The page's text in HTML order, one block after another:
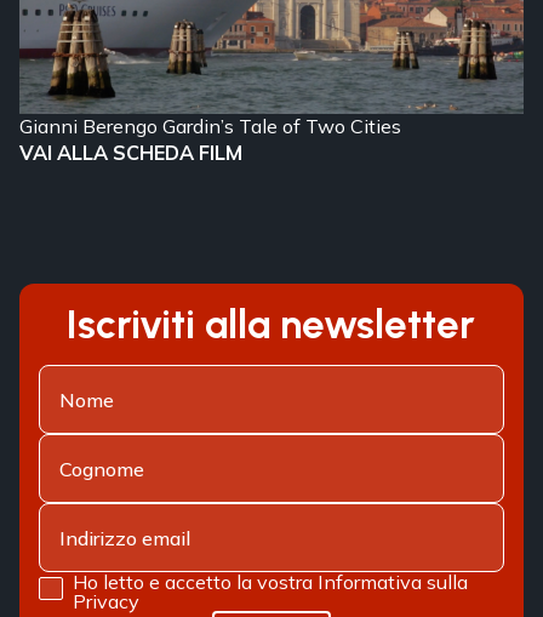
Gianni Berengo Gardin’s Tale of Two Cities
VAI ALLA SCHEDA FILM
Iscriviti alla newsletter
Ho letto e accetto la vostra Informativa sulla
Privacy